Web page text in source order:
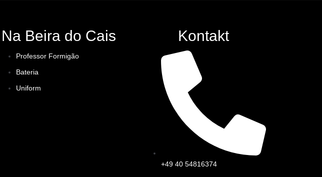
Na Beira do Cais
Professor Formigão
Bateria
Uniform
Kontakt
+49 40 54816374